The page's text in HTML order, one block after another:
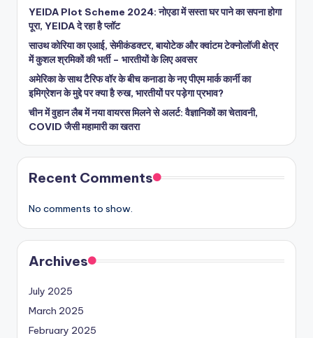
YEIDA Plot Scheme 2024: नोएडा में सस्ता घर पाने का सपना होगा
पूरा, YEIDA दे रहा है प्लॉट
साउथ कोरिया का एआई, सेमीकंडक्टर, बायोटेक और क्वांटम टेक्नोलॉजी क्षेत्र
में कुशल श्रमिकों की भर्ती – भारतीयों के लिए अवसर
अमेरिका के साथ टैरिफ वॉर के बीच कनाडा के नए पीएम मार्क कार्नी का
इमिग्रेशन के मुद्दे पर क्या है रुख, भारतीयों पर पड़ेगा प्रभाव?
चीन में वुहान लैब में नया वायरस मिलने से अलर्ट: वैज्ञानिकों का चेतावनी,
COVID जैसी महामारी का खतरा
Recent Comments
No comments to show.
Archives
July 2025
March 2025
February 2025